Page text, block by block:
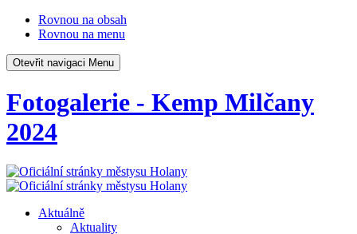
Rovnou na obsah
Rovnou na menu
Otevřit navigaci Menu
Fotogalerie - Kemp Milčany
2024
Aktuálně
Aktuality